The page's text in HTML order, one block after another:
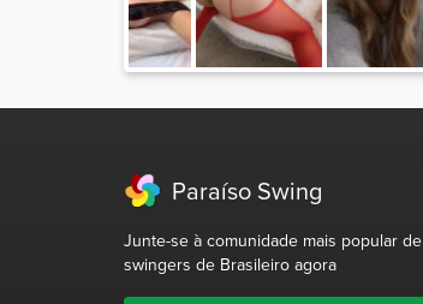
Paraíso Swing
Junte-se à comunidade mais popular de
swingers de Brasileiro agora